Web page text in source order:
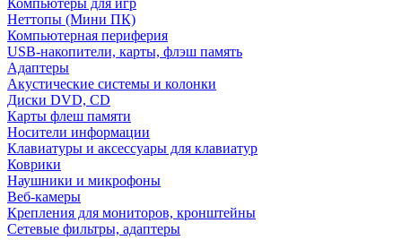
Компьютеры для игр
Неттопы (Мини ПК)
Компьютерная периферия
USB-накопители, карты, флэш память
Адаптеры
Акустические системы и колонки
Диски DVD, CD
Карты флеш памяти
Носители информации
Клавиатуры и аксессуары для клавиатур
Коврики
Наушники и микрофоны
Веб-камеры
Крепления для мониторов, кронштейны
Сетевые фильтры, адаптеры